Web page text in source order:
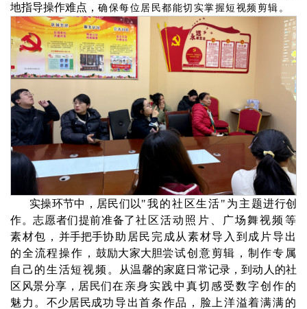
地指导操作难点， 确保每位居民都能切实掌握短视频剪辑。
实操环节中，居民们以"我的社区生活"为主题进行创
作。志愿者们提前准备了社区活动照片、广场舞视频等
素材包， 并手把手协助居民完成从素材导入到成片导出
的全流程操作， 鼓励大家大胆尝试创意剪辑，制作专属
自己的生活短视频。
从温馨的家庭日常记录，到动人的社
区风景分享，居民们在亲身实践中真切感受数字创作的
魅力。不少居民成功导出首条作品，脸上洋溢着满满的